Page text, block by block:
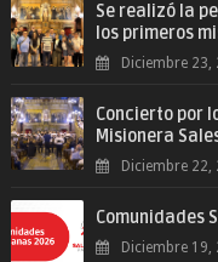
Se realizó la
los primeros
Diciembre 23,
Concierto por
Misionera
Diciembre 22,
Comunidades
Diciembre 19,